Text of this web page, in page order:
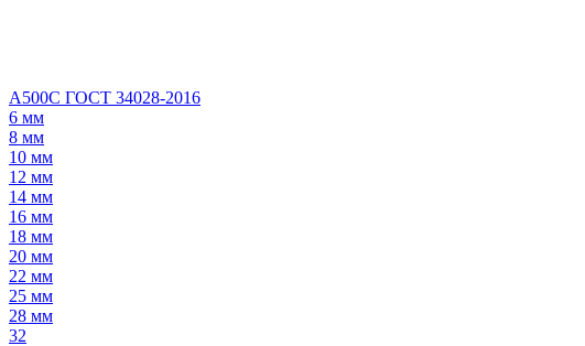
А500С ГОСТ 34028-2016
6 мм
8 мм
10 мм
12 мм
14 мм
16 мм
18 мм
20 мм
22 мм
25 мм
28 мм
32